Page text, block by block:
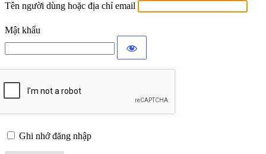
Tên người dùng hoặc địa chỉ email
Mật khẩu
Ghi nhớ đăng nhập